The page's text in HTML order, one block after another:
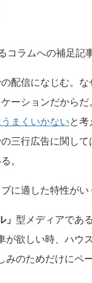
コラムへの補足記
配信になじむ。
ーションだから
まくいかないと考
三行広告に関し
。
に適した特性がい
」 型メディアであ
が欲しい時、ハウ
みのためだけにペ